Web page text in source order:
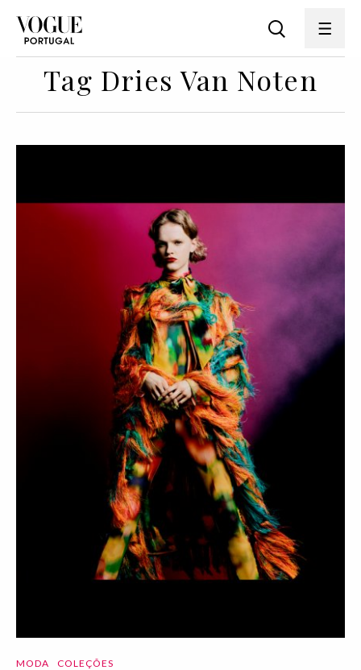
Tag Dries Van Noten
MODA COLEÇÕES